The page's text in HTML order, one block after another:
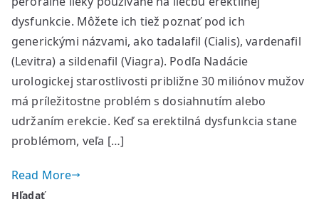
dysfunkcie. Môžete ich tiež poznať pod ich
generickými názvami, ako tadalafil (Cialis), vardenafil
(Levitra) a sildenafil (Viagra). Podľa Nadácie
urologickej starostlivosti približne 30 miliónov mužov
má príležitostne problém s dosiahnutím alebo
udržaním erekcie. Keď sa erektilná dysfunkcia stane
problémom, veľa […]
Read More
Hľadať